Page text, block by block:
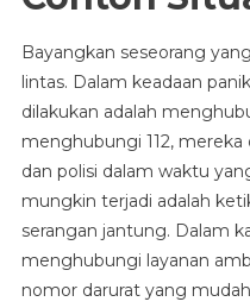
Bayangkan seseorang
lintas. Dalam keadaan
dilakukan adalah
menghubungi 112,
dan polisi dalam waktu
mungkin terjadi adalah
serangan jantung. Dalam
menghubungi layanan
nomor darurat yang